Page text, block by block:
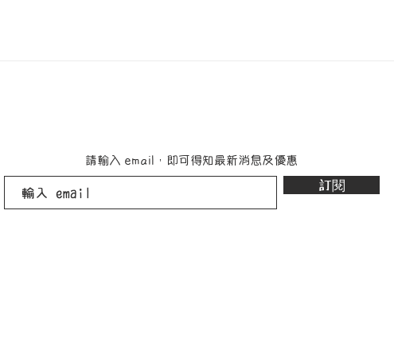
請輸入 email ，即可得知最新消息及優惠
訂閱